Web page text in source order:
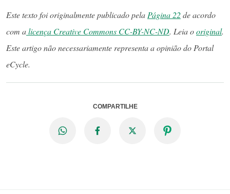
Este texto foi originalmente publicado pela Página 22de acordo
com alicença Creative Commons CC-BY-NC-ND. Leia ooriginal.
Este artigo não necessariamente representa a opinião do Portal
eCycle.
COMPARTILHE